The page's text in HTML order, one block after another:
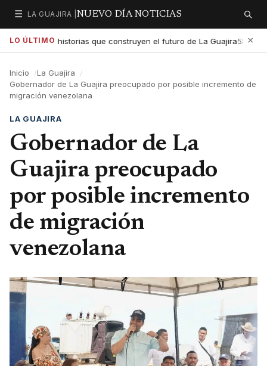
☰
Secciones
LA GUAJIRA | NUEVO DÍA NOTICIAS Buscar
LO ÚLTIMO
exaltar las historias que construyen el futuro de La Guajira5:01 PM
×
Inicio
La Guajira
Gobernador de La Guajira preocupado por posible incremento de
migración venezolana
LA GUAJIRA
Gobernador de La
Guajira preocupado
por posible incremento
de migración
venezolana